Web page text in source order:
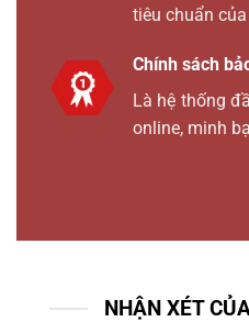
tiêu chuẩn
Chính sách
Là hệ thống
online, minh
NHẬN XÉT